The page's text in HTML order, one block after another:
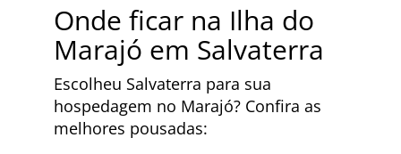
Onde ficar na Ilha do
Marajó em Salvaterra
Escolheu Salvaterra para sua
hospedagem no Marajó? Confira as
melhores pousadas: